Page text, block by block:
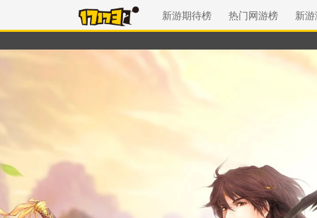
新游期待榜 热门网游榜 新